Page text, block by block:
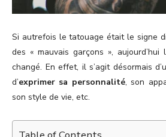
Si autrefois le tatouage était le signe
des « mauvais garçons »,
changé. En effet, il s’agit désormais
d’exprimer sa personnalité, son
son style de vie, etc.